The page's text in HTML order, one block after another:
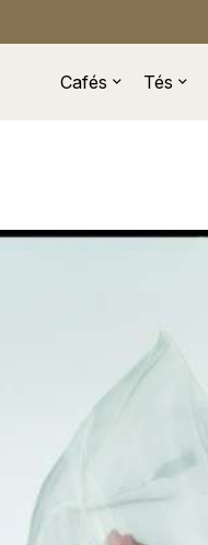
Cafés Tés